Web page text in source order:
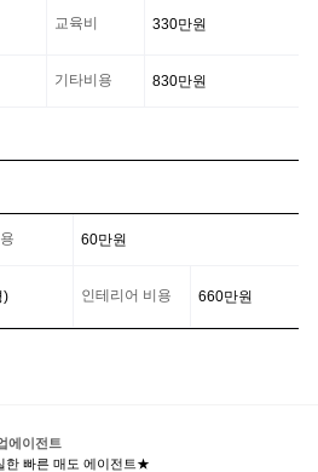
교육비 330만원
기타비용 830만원
60만원
) 인테리어 비용 660만원
에이전트
한 빠른 매도 에이전트★